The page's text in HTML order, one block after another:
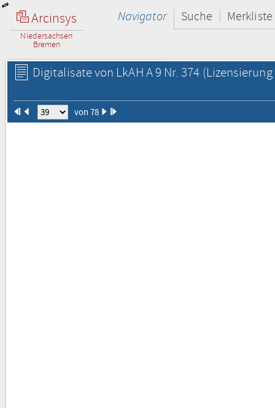
Arcinsys
Niedersachsen
Bremen
Navigator Suche Merkliste
Digitalisate von LkAH A 9 Nr. 374
von 78